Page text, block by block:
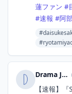
蓮ファン #
#速報 #阿
Drama Japan
【速報】